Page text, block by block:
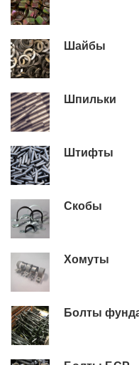
Шайбы
Шпильки
Штифты
Скобы
Хомуты
Болты